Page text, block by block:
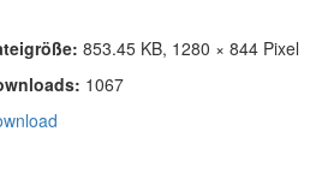
853.45 KB, 1280 × 844 Pixel
1067